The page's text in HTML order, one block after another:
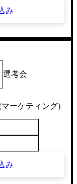
み
選考会
マーケティング)
み